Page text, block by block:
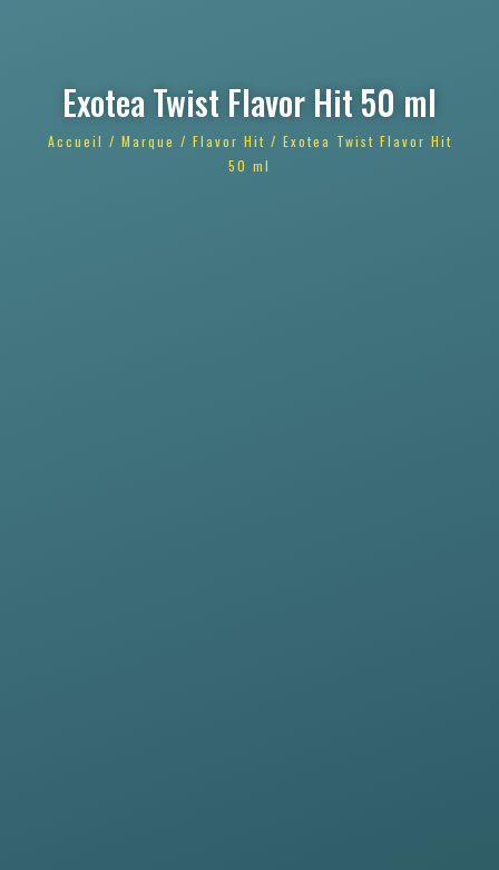
Exotea Twist Flavor Hit 50 ml
Accueil / Marque / Flavor Hit / Exotea Twist Flavor Hit
50 ml